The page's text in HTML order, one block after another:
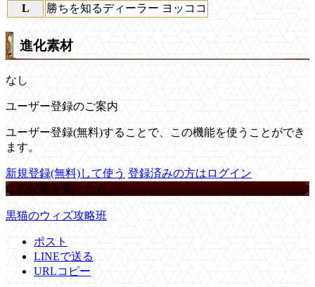
L
勝ちを知るディーラー ヨッココ
進化素材
なし
ユーザー登録のご案内
ユーザー登録(無料)することで、この機能を使うことができ
ます。
新規登録(無料)して使う 登録済みの方はログイン
この記事を書いた人
黒猫のウィズ攻略班
ポスト
LINEで送る
URLコピー